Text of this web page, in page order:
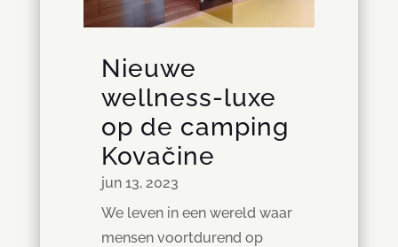
Nieuwe
wellness-luxe
op de camping
Kovačine
jun 13, 2023
We leven in een wereld waar
mensen voortdurend op